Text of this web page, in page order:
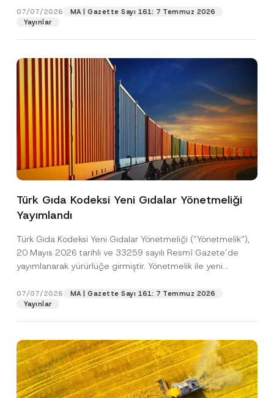
07/07/2026
MA | Gazette Sayı 161: 7 Temmuz 2026
Yayınlar
Türk Gıda Kodeksi Yeni Gıdalar Yönetmeliği
Yayımlandı
Türk Gıda Kodeksi Yeni Gıdalar Yönetmeliği (“Yönetmelik“),
20 Mayıs 2026 tarihli ve 33259 sayılı Resmî Gazete’de
yayımlanarak yürürlüğe girmiştir. Yönetmelik ile yeni
07/07/2026
MA | Gazette Sayı 161: 7 Temmuz 2026
Yayınlar
Pozisyon
E-Posta Adresi
Telefon Numarası
P
i
v
a
c
o
t
c
*
Bu iletişim formu aracılığıyla sağlanan kişisel
anladım.
*
p
r
o
v
p
r
o
v
e
A
p
o
v
*
Bu iletişim formunu göndererek,aydınlatma
metninde açıklanan şekilde kişisel verilerimin